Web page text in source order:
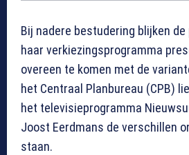
Bij nadere bestudering blijken
haar verkiezingsprogramma
overeen te komen met de
het Centraal Planbureau (CPB)
het televisieprogramma
Joost Eerdmans de verschillen
staan.